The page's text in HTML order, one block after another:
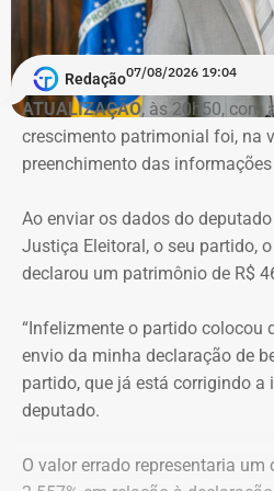
Reprodução/
Imóvel de Eduardo Bolsonaro será
O apartamento que vai à leilão
tem cerca de 101 metros
Baía de Guanabara.
A Caixa Econômica tentou
deputado federal. Mas como
dias 5, 6 e 7 de novembro de
legal para regularização da
Redação07/08/2026 19:04
ATUALIZAÇÃO, às 20h50, com
crescimento patrimonial foi, na
preenchimento das
Ao enviar os dados do
Justiça Eleitoral, o seu partido,
declarou um patrimônio de R$
“Infelizmente o partido colocou
envio da minha declaração de
partido, que já está corrigindo a
deputado.
O valor errado representaria